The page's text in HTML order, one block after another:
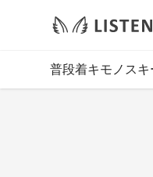
普段着キモノスキ